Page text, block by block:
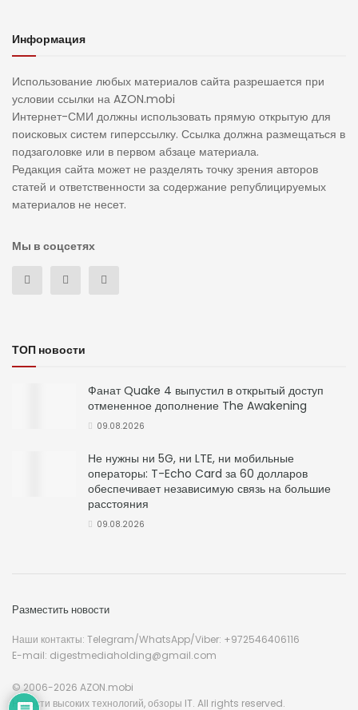
Информация
Использование любых материалов сайта разрешается при
условии ссылки на AZON.mobi
Интернет-СМИ должны использовать прямую открытую для
поисковых систем гиперссылку. Ссылка должна размещаться в
подзаголовке или в первом абзаце материала.
Редакция сайта может не разделять точку зрения авторов
статей и ответственности за содержание републицируемых
материалов не несет.
Мы в соцсетях
ТОП новости
Фанат Quake 4 выпустил в открытый доступ
отмененное дополнение The Awakening
09.08.2026
Не нужны ни 5G, ни LTE, ни мобильные
операторы: T-Echo Card за 60 долларов
обеспечивает независимую связь на большие
расстояния
09.08.2026
Разместить новости
Наши контакты: Telegram/WhatsApp/Viber: +972546406116
E-mail: digestmediaholding@gmail.com
© 2006-2026 AZON.mobi
Новости высоких технологий, обзоры IT. All rights reserved.